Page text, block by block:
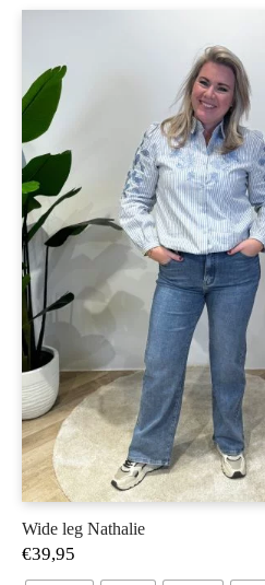
Wide leg Nathalie
€39,95